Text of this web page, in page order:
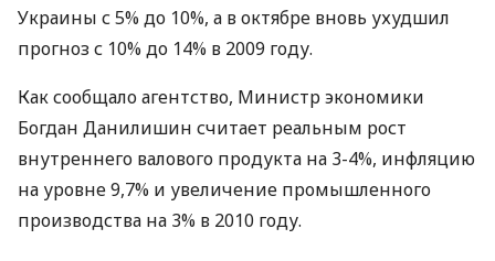
Украины с 5% до 10%, а в октябре вновь ухудшил
прогноз с 10% до 14% в 2009 году.
Как сообщало агентство, Министр экономики
Богдан Данилишин считает реальным рост
внутреннего валового продукта на 3-4%, инфляцию
на уровне 9,7% и увеличение промышленного
производства на 3% в 2010 году.